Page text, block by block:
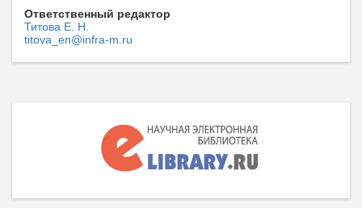
Ответственный редактор
Титова Е. Н.
titova_en@infra-m.ru